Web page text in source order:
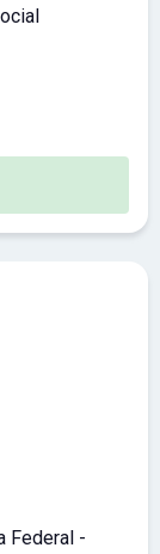
Federal -